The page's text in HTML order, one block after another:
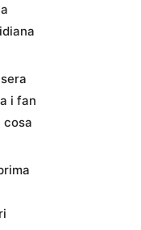
i fan
cosa